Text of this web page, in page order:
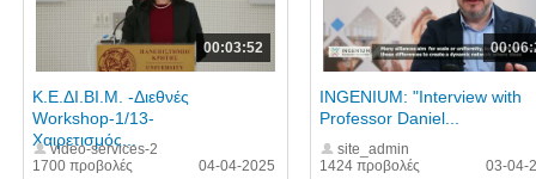
00:03:52
1700 προβολές
Κ.Ε.ΔΙ.ΒΙ.Μ. -Διεθνές
Workshop-1/13-
Χαιρετισμός...
video-services-2
04-04-2025
1424 προβολές
INGENIUM: "Interview with
Professor Daniel...
site_admin
03-04-